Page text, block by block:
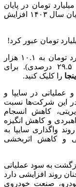
پارس‌خودرو نیز از ۲۴.۸ هزار میلیارد تومان در پایان
سال ۱۴۰۲ به ۳۶.۴ هزار میلیارد تومان در پایان سال ۱۴۰۳ افزایش
زیان عملیاتی این شرکت از ۷.۸ هزار میلیارد تومان به ۱۰.۱ هزار
میلیارد تومان افزایش یافته است (رشد ۲۹.۵ درصدی). برای
اینجا را کلیک کنید.
عملیاتی در سایپا و
در این شرکت‌ها نسبت
کاهش انسجام
و کاهش انگیزه
واگذاری سایپا به
و کاهش اثربخشی
به سود عملیاتی
روند افزایشی دارد
صنعت خودروی